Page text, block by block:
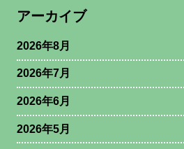
アーカイブ
2026年8月
2026年7月
2026年6月
2026年5月